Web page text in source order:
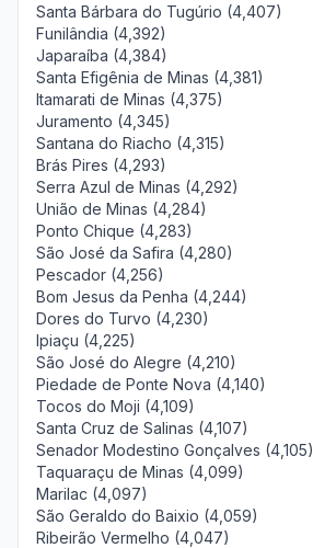
Santa Bárbara do Tugúrio (4,407)
Funilândia (4,392)
Japaraíba (4,384)
Santa Efigênia de Minas (4,381)
Itamarati de Minas (4,375)
Juramento (4,345)
Santana do Riacho (4,315)
Brás Pires (4,293)
Serra Azul de Minas (4,292)
União de Minas (4,284)
Ponto Chique (4,283)
São José da Safira (4,280)
Pescador (4,256)
Bom Jesus da Penha (4,244)
Dores do Turvo (4,230)
Ipiaçu (4,225)
São José do Alegre (4,210)
Piedade de Ponte Nova (4,140)
Tocos do Moji (4,109)
Santa Cruz de Salinas (4,107)
Senador Modestino Gonçalves (4,105)
Taquaraçu de Minas (4,099)
Marilac (4,097)
São Geraldo do Baixio (4,059)
Ribeirão Vermelho (4,047)